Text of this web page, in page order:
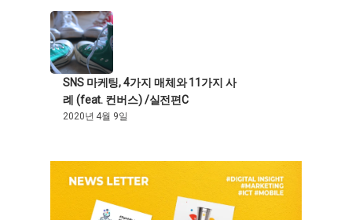
SNS 마케팅, 4가지 매체와 11가지 사
례 (feat. 컨버스) /실전편C
2020년 4월 9일